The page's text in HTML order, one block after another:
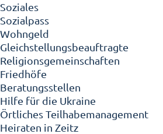
Soziales
Sozialpass
Wohngeld
Gleichstellungsbeauftragte
Religionsgemeinschaften
Friedhöfe
Beratungsstellen
Hilfe für die Ukraine
Örtliches Teilhabemanagement
Heiraten in Zeitz